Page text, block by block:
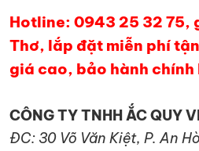
Hotline: 0943 25 32 75,
Thơ, lắp đặt miễn phí
giá cao, bảo hành
CÔNG TY TNHH ẮC QUY
ĐC: 30 Võ Văn Kiệt, P. An